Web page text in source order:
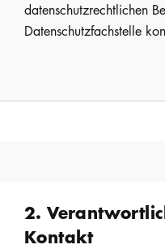
datenschutzrechtlichen
Datenschutzfachstelle
2.
Kontakt